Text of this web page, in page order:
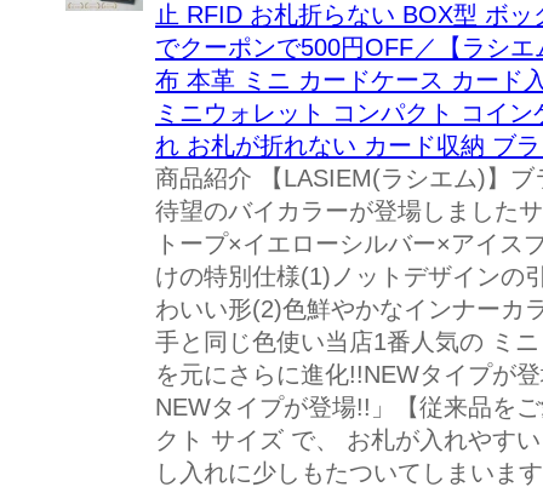
止 RFID お札折らない BOX型 ボ
でクーポンで500円OFF／【ラシ
布 本革 ミニ カードケース カード
ミニウォレット コンパクト コイ
れ お札が折れない カード収納 ブ
商品紹介 【LASIEM(ラシエム)】
待望のバイカラーが登場しました
トープ×イエローシルバー×アイス
けの特別仕様(1)ノットデザインの
わいい形(2)色鮮やかなインナーカ
手と同じ色使い当店1番人気の ミ
を元にさらに進化!!NEWタイプが
NEWタイプが登場!!」【従来品を
クト サイズ で、 お札が入れやす
し入れに少しもたついてしまいま